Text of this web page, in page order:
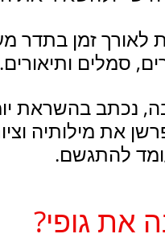
לאורך זמן בתדר
סמלים ותיאורים.
נכתב בהשראת
את מילותיה
להתגשם.
את גופי?